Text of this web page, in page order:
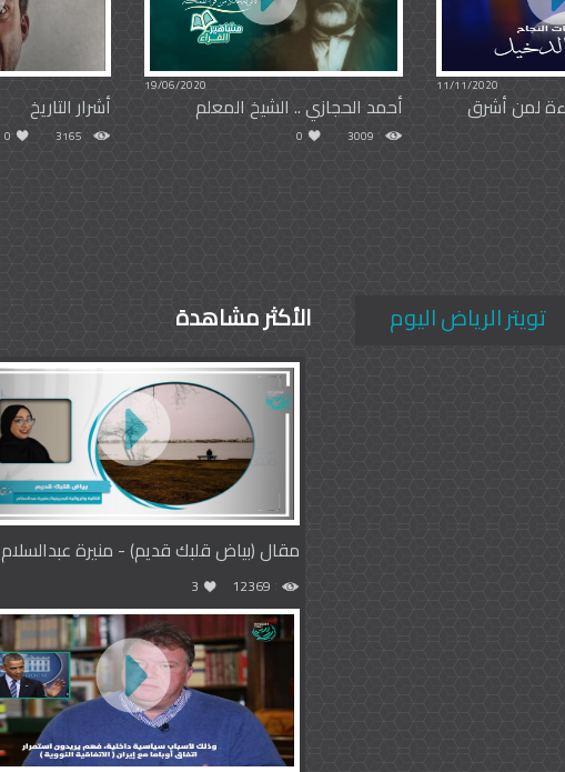
11/11/2020
لمن أشرق
19/06/2020
أحمد الحجازي .. الشيخ المعلم
3009
0
أشرار التاريخ
3165
0
تويتر الرياض اليوم الأكثر مشاهدة
مقال (بياض قلبك قديم) - منيرة عبدالسلام
12369
3